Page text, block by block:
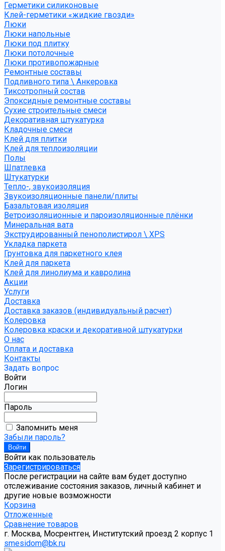
Герметики силиконовые
Клей-герметики «жидкие гвозди»
Люки
Люки напольные
Люки под плитку
Люки потолочные
Люки противопожарные
Ремонтные составы
Подливного типа \ Анкеровка
Тиксотропный состав
Эпоксидные ремонтные составы
Сухие строительные смеси
Декоративная штукатурка
Кладочные смеси
Клей для плитки
Клей для теплоизоляции
Полы
Шпатлевка
Штукатурки
Тепло-, звукоизоляция
Звукоизоляционные панели/плиты
Базальтовая изоляция
Ветроизоляционные и пароизоляционные плёнки
Минеральная вата
Экструдированный пенополистирол \ XPS
Укладка паркета
Грунтовка для паркетного клея
Клей для паркета
Клей для линолиума и кавролина
Акции
Услуги
Доставка
Доставка заказов (индивидуальный расчет)
Колеровка
Колеровка краски и декоративной штукатурки
О нас
Оплата и доставка
Контакты
Задать вопрос
Войти
Логин
Пароль
Запомнить меня
Забыли пароль?
Войти как пользователь
Зарегистрироваться
После регистрации на сайте вам будет доступно
отслеживание состояния заказов, личный кабинет и
другие новые возможности
Корзина
Отложенные
Сравнение товаров
г. Москва, Мосрентген, Институтский проезд 2 корпус 1
smesidom@bk.ru